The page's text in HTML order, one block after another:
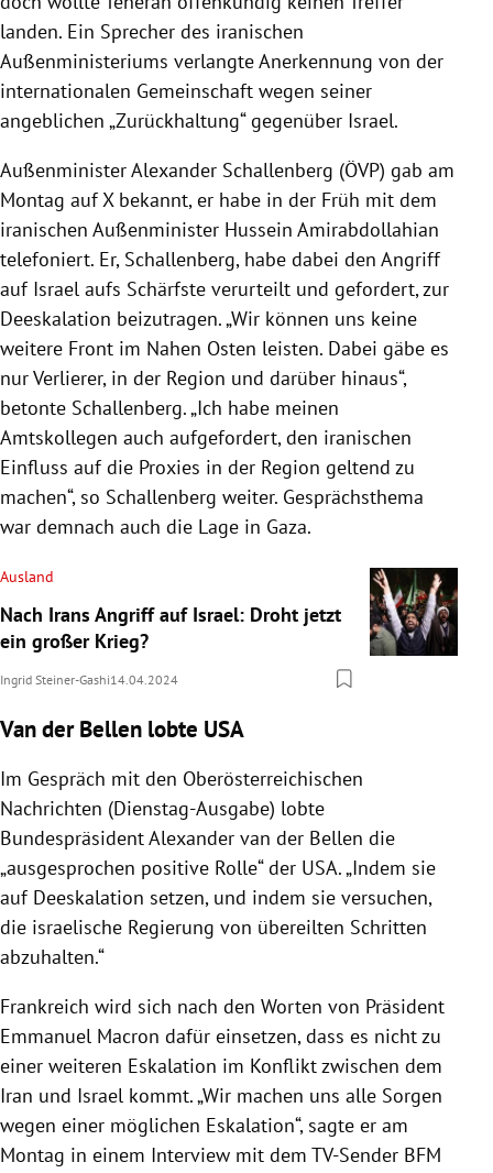
landen. Ein Sprecher des iranischen
Außenministeriums verlangte Anerkennung von der
internationalen Gemeinschaft wegen seiner
angeblichen „Zurückhaltung“ gegenüber Israel.
Außenminister Alexander Schallenberg (ÖVP) gab am
Montag auf X bekannt, er habe in der Früh mit dem
iranischen Außenminister Hussein Amirabdollahian
telefoniert. Er, Schallenberg, habe dabei den Angriff
auf Israel aufs Schärfste verurteilt und gefordert, zur
Deeskalation beizutragen. „Wir können uns keine
weitere Front im Nahen Osten leisten. Dabei gäbe es
nur Verlierer, in der Region und darüber hinaus“,
betonte Schallenberg. „Ich habe meinen
Amtskollegen auch aufgefordert, den iranischen
Einfluss auf die Proxies in der Region geltend zu
machen“, so Schallenberg weiter. Gesprächsthema
war demnach auch die Lage in Gaza.
Ausland
Nach Irans Angriff auf Israel: Droht jetzt
ein großer Krieg?
Ingrid Steiner-Gashi14.04.2024
Van der Bellen lobte USA
Im Gespräch mit den Oberösterreichischen
Nachrichten (Dienstag-Ausgabe) lobte
Bundespräsident Alexander van der Bellen die
„ausgesprochen positive Rolle“ der USA. „Indem sie
auf Deeskalation setzen, und indem sie versuchen,
die israelische Regierung von übereilten Schritten
abzuhalten.“
Frankreich wird sich nach den Worten von Präsident
Emmanuel Macron dafür einsetzen, dass es nicht zu
einer weiteren Eskalation im Konflikt zwischen dem
Iran und Israel kommt. „Wir machen uns alle Sorgen
wegen einer möglichen Eskalation“, sagte er am
Montag in einem Interview mit dem TV-Sender BFM